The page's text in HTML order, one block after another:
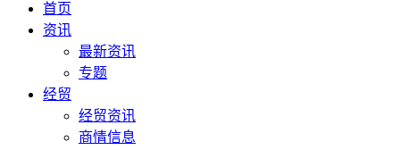
首页
资讯
最新资讯
专题
经贸
经贸资讯
商情信息